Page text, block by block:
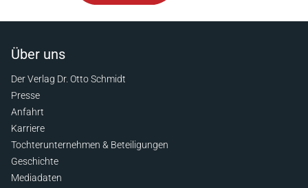
Über uns
Der Verlag Dr. Otto Schmidt
Presse
Anfahrt
Karriere
Tochterunternehmen & Beteiligungen
Geschichte
Mediadaten